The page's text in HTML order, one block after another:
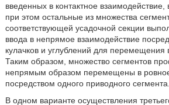
введенных в контактное
при этом остальные из множества
соответствующей усадочной секции
ввода в непрямое взаимодействие
кулачков и углублений для перемещения
Таким образом, множество сегментов
непрямым образом перемещены в
посредством одного приводного сегмента.
В одном варианте осуществления